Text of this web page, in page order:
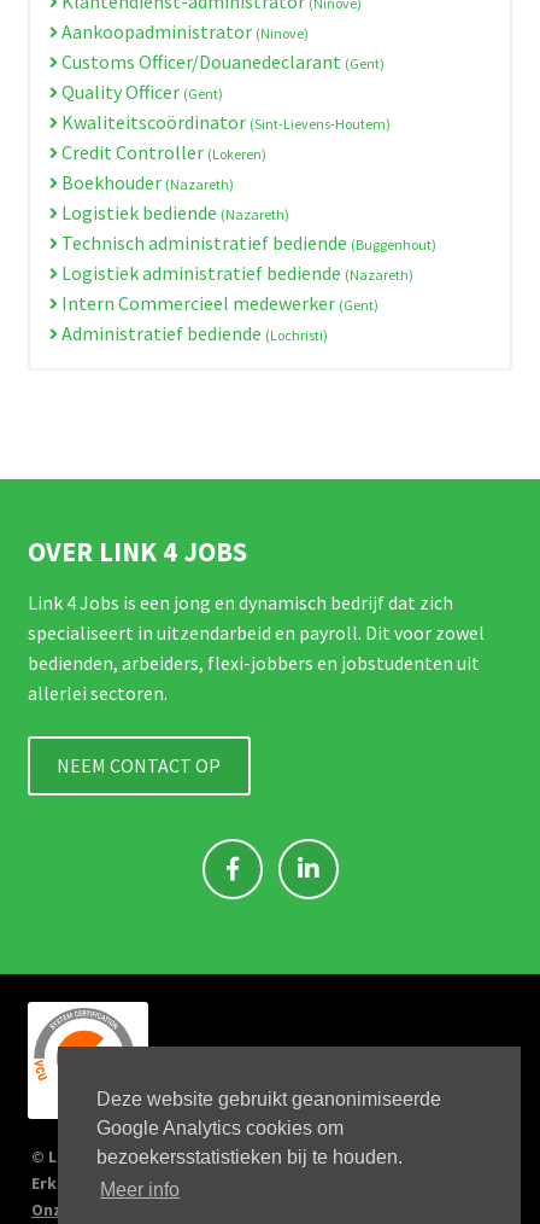
Deze website gebruikt geanonimiseerde
Google Analytics cookies om
bezoekersstatistieken bij te houden.
Meer info
Aankoopadministrator (Ninove)
Customs Officer/Douanedeclarant (Gent)
Quality Officer (Gent)
Kwaliteitscoördinator (Sint-Lievens-Houtem)
Credit Controller (Lokeren)
Boekhouder (Nazareth)
Logistiek bediende (Nazareth)
Technisch administratief bediende (Buggenhout)
Logistiek administratief bediende (Nazareth)
Intern Commercieel medewerker (Gent)
Administratief bediende (Lochristi)
OVER LINK 4 JOBS
Link 4 Jobs is een jong en dynamisch bedrijf dat zich
specialiseert in uitzendarbeid en payroll. Dit voor zowel
bedienden, arbeiders, flexi-jobbers en jobstudenten uit
allerlei sectoren.
NEEM CONTACT OP
© Link 4 Jobs 2023
Erkenningsnr: 2167/U
Onze verplichtingen